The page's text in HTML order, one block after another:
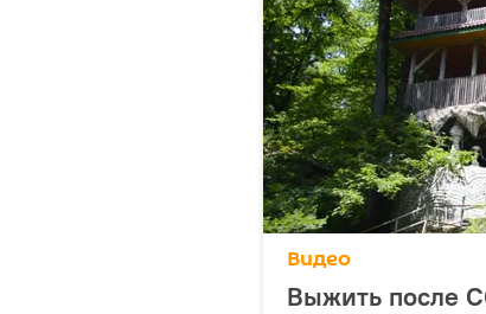
Видео
Выжить после